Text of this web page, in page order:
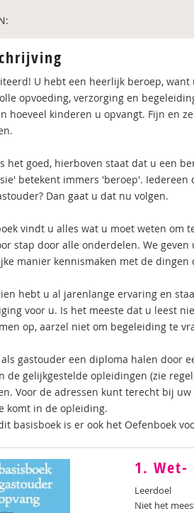
U hebt een heerlijk beroep,
opvoeding, verzorging en
hoeveel kinderen u opvangt. Fijn en
het goed, hierboven staat dat u een
betekent immers 'beroep'.
Dan gaat u dat nu volgen.
vindt u alles wat u moet weten om
stap door alle onderdelen. We
manier kennismaken met de dingen
hebt u al jarenlange ervaring en
voor u. Is het meeste dat u leest
op, aarzel niet om begeleiding te
gastouder een diploma halen door
de gelijkgestelde opleidingen (zie
Voor de adressen kunt terecht bij
komt in de opleiding.
basisboek is er ook het Oefenboek
1. Wet-
Leerdoel
Niet het